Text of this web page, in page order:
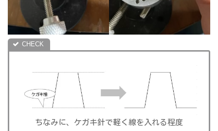
ちなみに、ケガキ針で軽く線を入れる程度